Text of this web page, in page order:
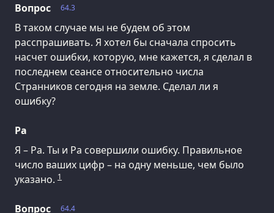
64.3
Вопрос
В таком случае мы не будем об этом
расспрашивать. Я хотел бы сначала спросить
насчет ошибки, которую, мне кажется, я сделал в
последнем сеансе относительно числа
Странников сегодня на земле. Сделал ли я
ошибку?
Ра
Я – Ра. Ты и Ра совершили ошибку. Правильное
число ваших цифр – на одну меньше, чем было
указано. 1
64.4
Вопрос